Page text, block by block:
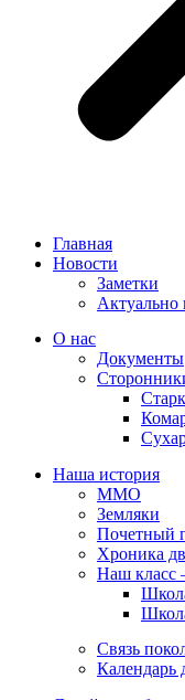
Главная
Новости
Заметки
Актуально
О нас
Документы
Наша история
ММО
Земляки
Почетный
Хроника
Наш класс
Связь
Календарь